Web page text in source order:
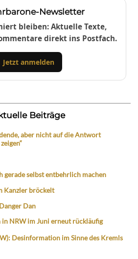
Newsletter
bleiben: Aktuelle Texte,
direkt ins Postfach.
Jetzt anmelden
Beiträge
aber nicht auf die Antwort
gerade selbst entbehrlich machen
Kanzler bröckelt
Dan
NRW im Juni erneut rückläufig
Desinformation im Sinne des Kremls